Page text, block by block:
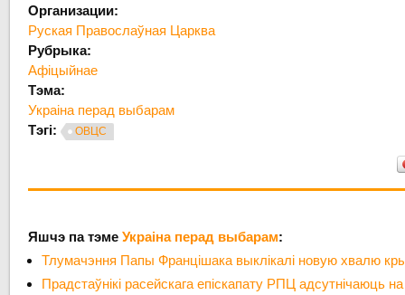
Организации:
Руская Правослаўная Царква
Рубрыка:
Афіцыйнае
Тэма:
Украіна перад выбарам
Тэгі:
ОВЦС
Яшчэ па тэмеУкраіна перад выбарам:
Тлумачэння Папы Францішака выклікалі новую хвалю
Прадстаўнікі расейскага епіскапату РПЦ адсутнічаюць